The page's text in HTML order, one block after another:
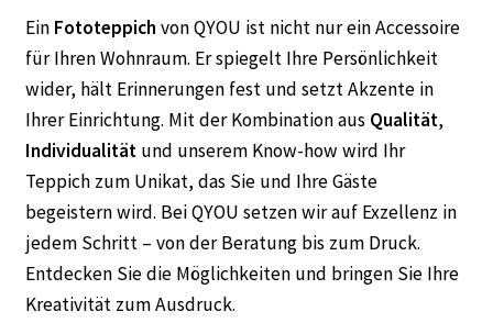
Ein Fototeppich von QYOU ist nicht nur ein Accessoire
für Ihren Wohnraum. Er spiegelt Ihre Persönlichkeit
wider, hält Erinnerungen fest und setzt Akzente in
Ihrer Einrichtung. Mit der Kombination aus Qualität,
Individualitätund unserem Know-how wird Ihr
Teppich zum Unikat, das Sie und Ihre Gäste
begeistern wird. Bei QYOU setzen wir auf Exzellenz in
jedem Schritt – von der Beratung bis zum Druck.
Entdecken Sie die Möglichkeiten und bringen Sie Ihre
Kreativität zum Ausdruck.